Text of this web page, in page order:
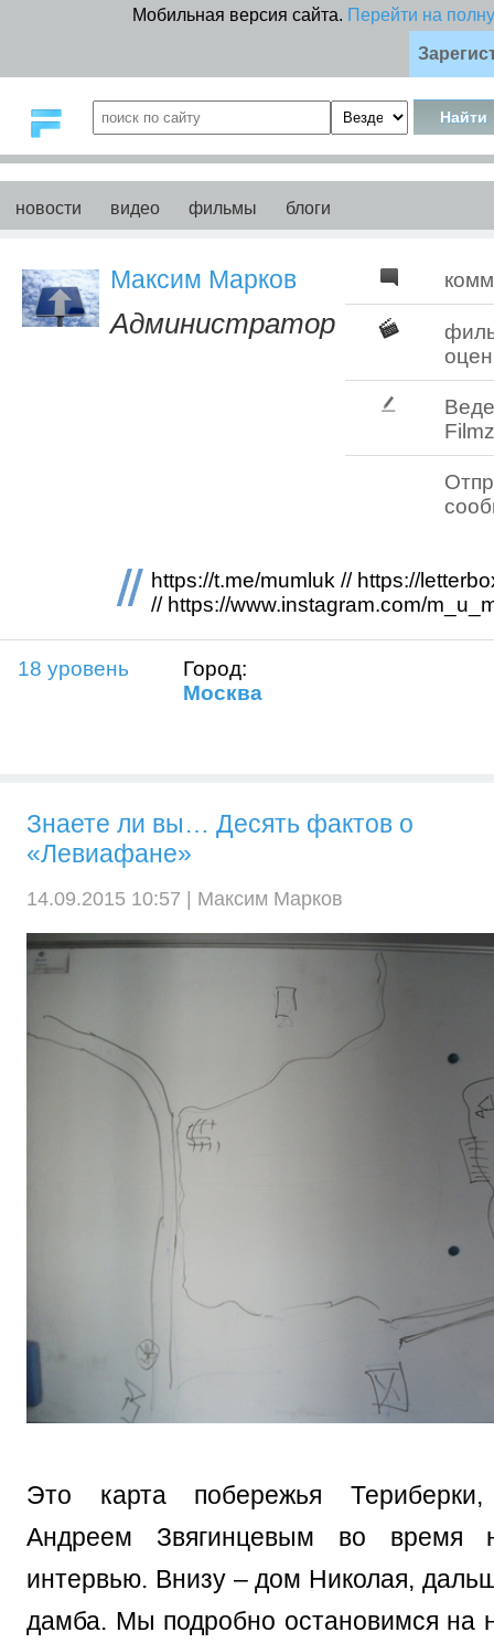
Мобильная версия сайта. Перейти на
новости видео фильмы блоги
Максим Марков
Администратор
https://t.me/mumluk // https://
// https://www.instagram.com/
18 уровень
Город:
Москва
Знаете ли вы… Десять фактов о
«Левиафане»
14.09.2015 10:57 | Максим Марков
Это карта побережья Териберки,
Андреем Звягинцевым во время
интервью. Внизу – дом Николая,
дамба. Мы подробно остановимся на